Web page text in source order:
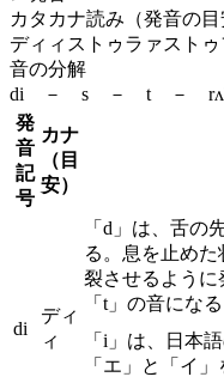
カタカナ読み（発音の目
ディィストゥラァスト
音の分解
di － s － t －
発
音
記
号
カナ
（目
安）
di
ディ
ィ
「d」は、舌の
る。息を止め
裂させるよう
「t」の音になる
「i」は、日本
「エ」と「イ